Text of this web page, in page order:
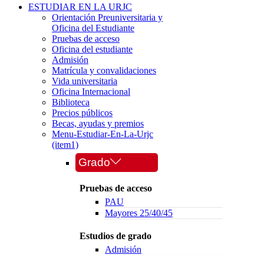
ESTUDIAR EN LA URJC
Orientación Preuniversitaria y
Oficina del Estudiante
Pruebas de acceso
Oficina del estudiante
Admisión
Matrícula y convalidaciones
Vida universitaria
Oficina Internacional
Biblioteca
Precios públicos
Becas, ayudas y premios
Menu-Estudiar-En-La-Urjc
(item1)
Grado
Pruebas de acceso
PAU
Mayores 25/40/45
Estudios de grado
Admisión